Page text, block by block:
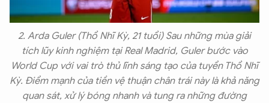
2. Arda Guler (Thổ Nhĩ Kỳ, 21 tuổi) Sau những mùa giải
tích lũy kinh nghiệm tại Real Madrid, Guler bước vào
World Cup với vai trò thủ lĩnh sáng tạo của tuyển Thổ Nhĩ
Kỳ. Điểm mạnh của tiền vệ thuận chân trái này là khả năng
quan sát, xử lý bóng nhanh và tung ra những đường